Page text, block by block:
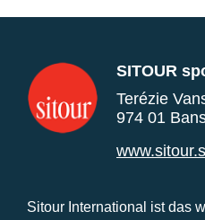
SITOUR
Terézie
974 01
Sitour International ist das